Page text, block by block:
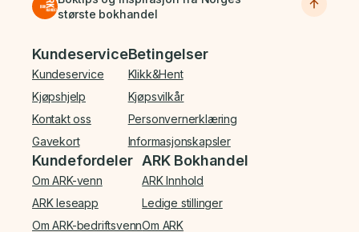
største bokhandel
Bunnmeny
Kundeservice
Kundeservice
Kjøpshjelp
Kontakt oss
Gavekort
Betingelser
Klikk&Hent
Kjøpsvilkår
Personvernerklæring
Informasjonskapsler
Kundefordeler
Om ARK-venn
ARK leseapp
Om ARK-bedriftsvenn
ARK Bokhandel
ARK Innhold
Ledige stillinger
Om ARK